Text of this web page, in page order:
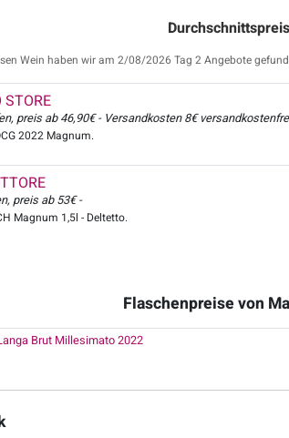
Wein haben wir am 2/08/2026 Tag 2 Angebote
STORE
preis ab 46,90€ - Versandkosten 8€
2022 Magnum.
preis ab 53€ -
Magnum 1,5l - Deltetto.
Flaschenpreise von
Brut Millesimato 2022